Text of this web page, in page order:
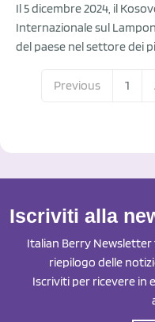
Il 5 dicembre 2024, il
Internazionale sul
del paese nel settore dei
Previous 1
Iscriviti alla
Italian Berry
riepilogo delle
Iscriviti per ricevere in